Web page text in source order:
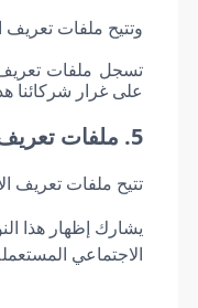
وتتيح ملفات تعريف
تسجل ملفات تعريف
على غرار شركائنا
5. ملفات تعريف الارتباط لشبكات التواصل الاجتماعي
تتيح ملفات تعريف
يشارك إظهار هذا
الاجتماعي